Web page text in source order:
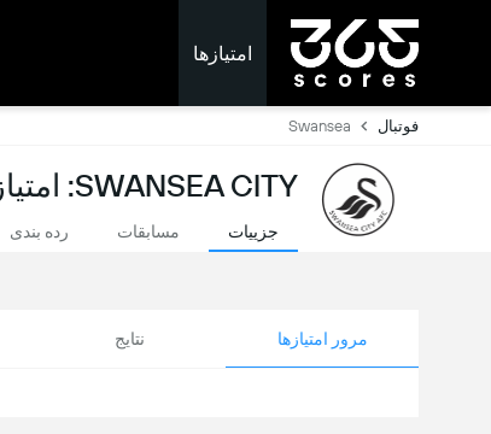
امتیازها
فوتبال Swansea
SWANSEA CITY: امتیازات لحظه ای
جزییات مسابقات رده بندی
مرور امتیازها نتایج